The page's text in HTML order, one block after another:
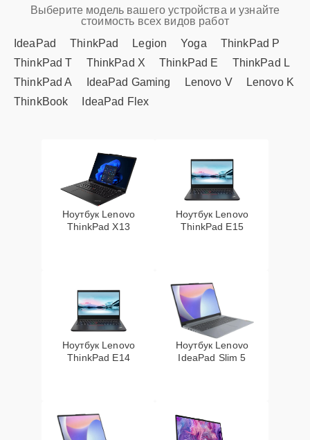
Выберите модель вашего устройства и узнайте
стоимость всех видов работ
IdeaPad
ThinkPad Legion Yoga
ThinkPad P
ThinkPad T
ThinkPad X ThinkPad E
ThinkPad L
ThinkPad A
IdeaPad Gaming Lenovo V
Lenovo K
ThinkBook
IdeaPad Flex
Ноутбук Lenovo
ThinkPad X13
Ноутбук Lenovo
ThinkPad E15
Ноутбук Lenovo
ThinkPad E14
Ноутбук Lenovo
IdeaPad Slim 5